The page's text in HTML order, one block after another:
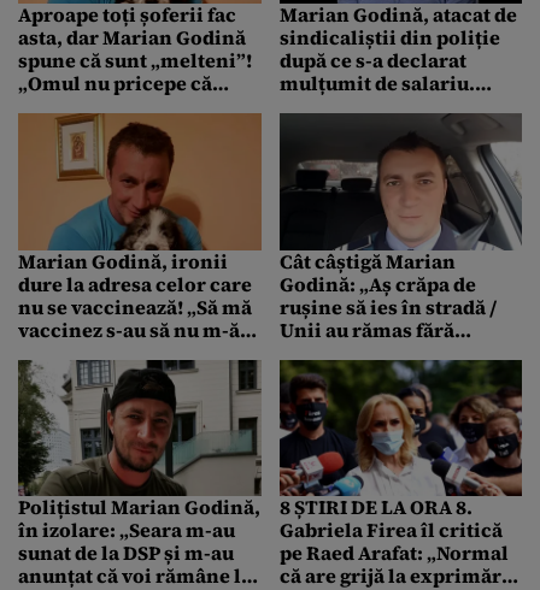
Aproape toți șoferii fac
asta, dar Marian Godină
spune că sunt „melteni”!
„Omul nu pricepe că
banda aia e și pentru
înainte și că verdele ăla
intermitent e pus acolo
ca să poți trece în caz că
ești primul la semafor”
Marian Godină, atacat de
sindicaliștii din poliție
după ce s-a declarat
mulțumit de salariu.
„Ești un nesimțit!”
Marian Godină, ironii
dure la adresa celor care
nu se vaccinează! „Să mă
vaccinez s-au să nu m-ă
Cât câștigă Marian
Godină: „Aș crăpa de
rușine să ies în stradă /
Unii au rămas fără
la un salariu ca al meu”
Polițistul Marian Godină,
în izolare: „Seara m-au
sunat de la DSP și m-au
anunțat că voi rămâne la
8 ȘTIRI DE LA ORA 8.
Gabriela Firea îl critică
pe Raed Arafat: „Normal
că are grijă la exprimări